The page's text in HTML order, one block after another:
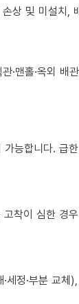
상 및 미설치,
맨홀·옥외
능합니다. 급
착이 심한 경
정·부분 교